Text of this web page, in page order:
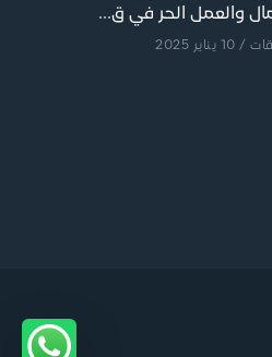
والعمل الحر في ق...
/ 10 يناير 2025